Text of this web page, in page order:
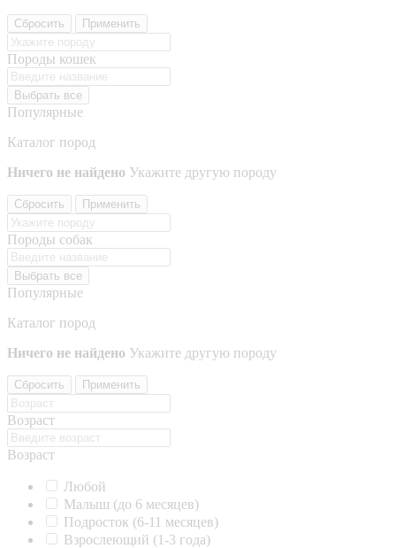
Сбросить Применить
Породы кошек
Выбрать все
Популярные
Каталог пород
Ничего не найдено Укажите другую породу
Сбросить Применить
Породы собак
Выбрать все
Популярные
Каталог пород
Ничего не найдено Укажите другую породу
Сбросить Применить
Возраст
Возраст
Любой
Малыш (до 6 месяцев)
Подросток (6-11 месяцев)
Взрослеющий (1-3 года)